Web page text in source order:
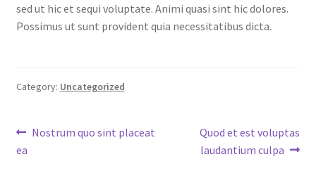
sed ut hic et sequi voluptate. Animi quasi sint hic dolores.
Possimus ut sunt provident quia necessitatibus dicta.
Category: Uncategorized
Post
navigation
Previous
Nostrum quo sint placeat
ea
Next
post:
Quod et est voluptas
laudantium culpa